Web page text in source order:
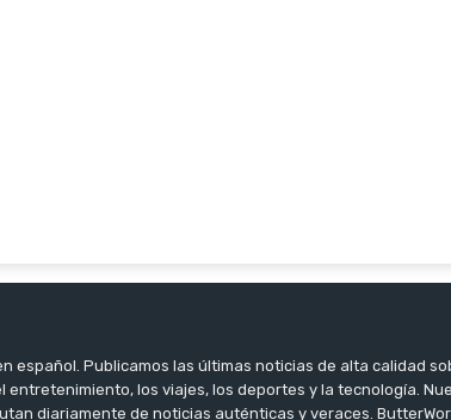
español. Publicamos las últimas noticias de alta calidad
entretenimiento, los viajes, los deportes y la tecnología.
diariamente de noticias auténticas y veraces.